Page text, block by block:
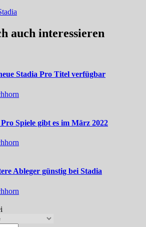
auch interessieren
Stadia Pro Titel verfügbar
Spiele gibt es im März 2022
Ableger günstig bei Stadia